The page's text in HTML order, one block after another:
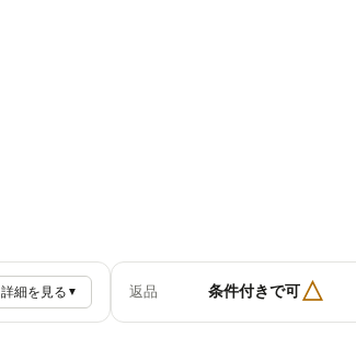
詳細を見る ▼ 返品 条件付きで可△